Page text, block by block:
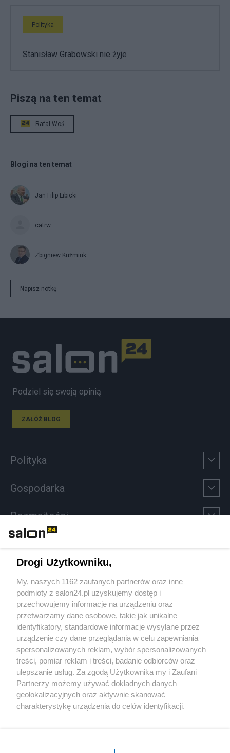
Polityka
Stanisław Grabowski nie żyje
Piszą na ten temat
Rafał Woś
Blogi na ten temat
Jan Filip Libicki
catrw
Zbigniew Kuźmiuk
Napisz notkę
Podziel się swoją opinią
ZAŁÓŻ BLOG
Polityka
Gospodarka
Rozmaitości
Sport
Społeczeństwo
Kultura
X Facebook Instagram Youtube
Drogi Użytkowniku,
My, naszych 1162 zaufanych partnerów oraz inne
podmioty z salon24.pl uzyskujemy dostęp i
przechowujemy informacje na urządzeniu oraz
przetwarzamy dane osobowe, takie jak unikalne
identyfikatory, standardowe informacje wysyłane przez
urządzenie czy dane przeglądania w celu zapewniania
spersonalizowanych reklam, wybór spersonalizowanych
treści, pomiar reklam i treści, badanie odbiorców oraz
ulepszanie usług. Za zgodą Użytkownika my i Zaufani
Partnerzy możemy używać dokładnych danych
geolokalizacyjnych oraz aktywnie skanować
charakterystykę urządzenia do celów identyfikacji.
zmienić/wycofać klikając przycisk ustawień prywatności